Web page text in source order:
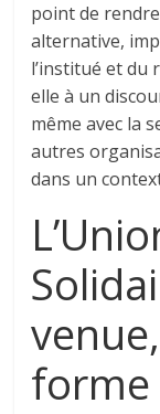
point de
alternative,
l’institué et du
elle à un
même avec la
autres
dans un
forme